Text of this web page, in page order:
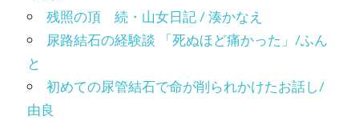
残照の頂 続・山女日記 / 湊かなえ
尿路結石の経験談 「死ぬほど痛かった」/ふん
と
初めての尿管結石で命が削られかけたお話し/
由良